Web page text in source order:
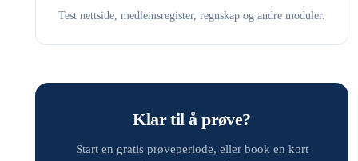
Test nettside, medlemsregister, regnskap og andre moduler.
Klar til å prøve?
Start en gratis prøveperiode, eller book en kort